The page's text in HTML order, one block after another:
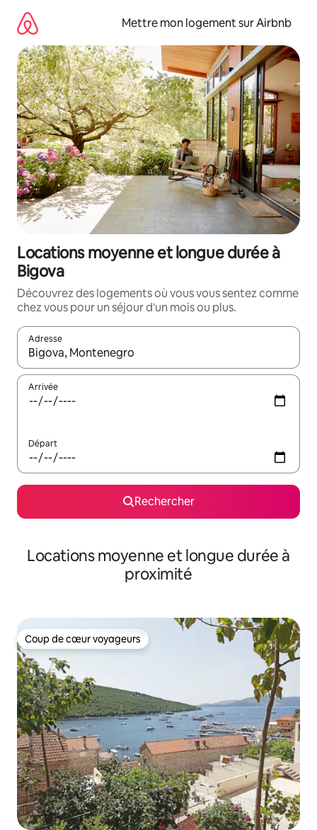
directement
contenu
Mettre mon logement sur Airbnb
Locations moyenne et longue durée à
Bigova
Découvrez des logements où vous vous sentez comme
chez vous pour un séjour d'un mois ou plus.
Adresse
Lorsque les résultats s'affichent, utilisez les flèches vers le
Arrivée
Départ
Rechercher
Locations moyenne et longue durée à
proximité
Coup de cœur voyageurs
Coup de cœur voyageurs